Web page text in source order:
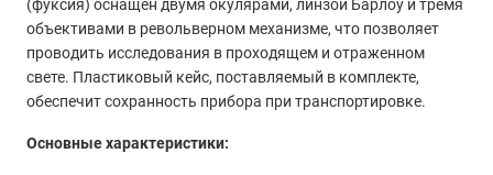
(фуксия) оснащен двумя окулярами, линзой Барлоу и тремя
объективами в револьверном механизме, что позволяет
проводить исследования в проходящем и отраженном
свете. Пластиковый кейс, поставляемый в комплекте,
обеспечит сохранность прибора при транспортировке.
Основные характеристики: